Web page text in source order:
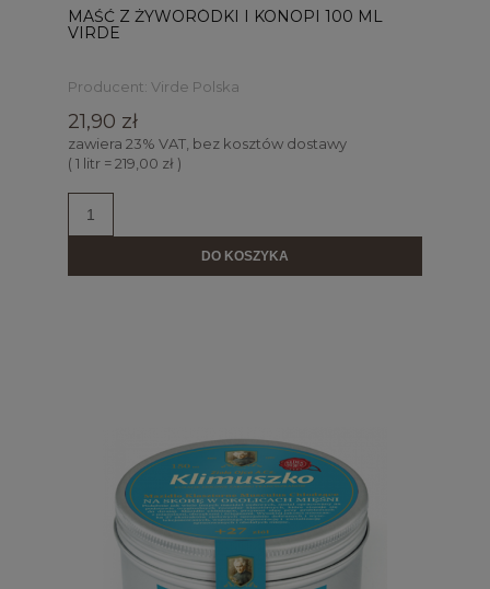
MAŚĆ Z ŻYWORÓDKI I KONOPI 100 ML
VIRDE
Producent: Virde Polska
21,90 zł
zawiera 23% VAT, bez kosztów dostawy
( 1 litr = 219,00 zł )
DO KOSZYKA